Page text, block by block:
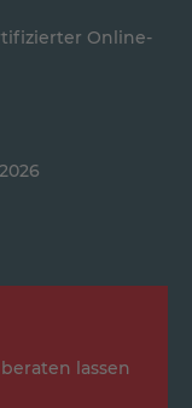
Online-
lassen